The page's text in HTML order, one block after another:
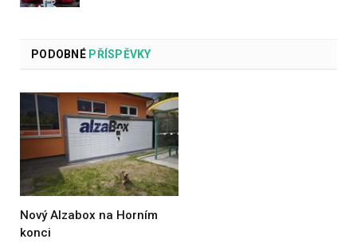
PODOBNÉPŘÍSPĚVKY
Nový Alzabox na Horním
konci